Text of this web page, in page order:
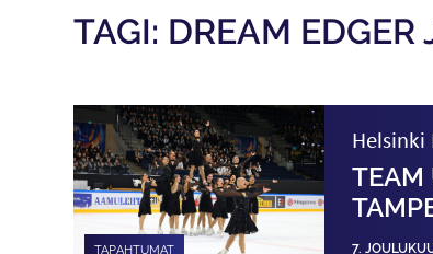
TAGI: DREAM EDGER
TAPAHTUMAT
Helsinki
TEAM
7.